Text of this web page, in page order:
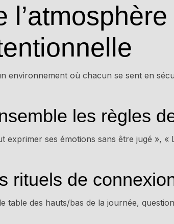
l’atmosphère
environnement où chacun se sent en
les règles
exprimer ses émotions sans être jugé », «
rituels de
table des hauts/bas de la journée,